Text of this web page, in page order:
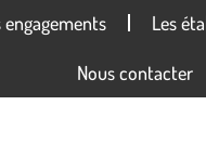
engagements Les
Nous contacter